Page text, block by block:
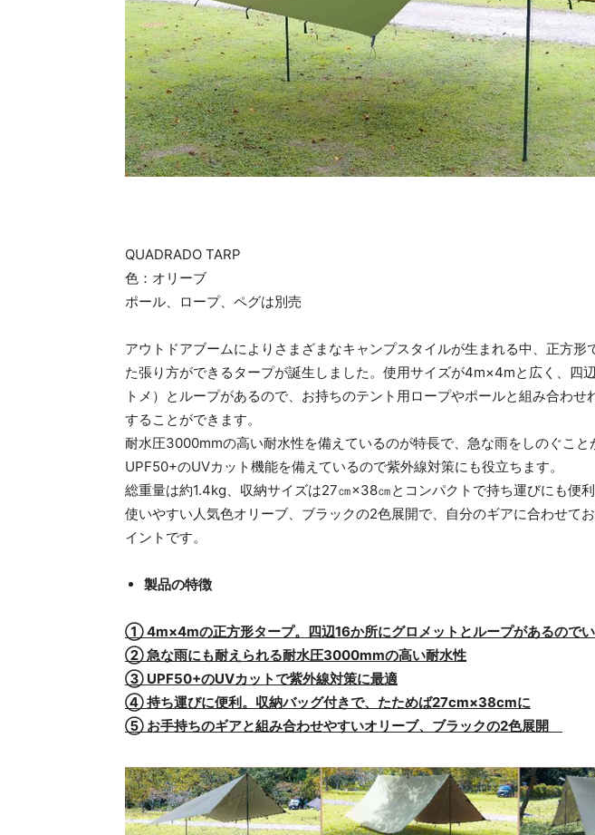
QUADRADO TARP
色：オリーブ
ポール、ロープ、ペグは別売
アウトドアブームによりさまざまなキャンプスタイルが生まれる中、正方形
た張り方ができるタープが誕生しました。使用サイズが4m×4mと広く、四
トメ）とループがあるので、お持ちのテント用ロープやポールと組み合わせ
することができます。
耐水圧3000mmの高い耐水性を備えているのが特長で、急な雨をしのぐこと
UPF50+のUVカット機能を備えているので紫外線対策にも役立ちます。
総重量は約1.4kg、収納サイズは27㎝×38㎝とコンパクトで持ち運びにも便利
使いやすい人気色オリーブ、ブラックの2色展開で、自分のギアに合わせて
イントです。
製品の特徴
① 4m×4mの正方形タープ。四辺16か所にグロメットとループがあるので
② 急な雨にも耐えられる耐水圧3000mmの高い耐水性
③ UPF50+のUVカットで紫外線対策に最適
④ 持ち運びに便利。収納バッグ付きで、たためば27cm×38cmに
⑤ お手持ちのギアと組み合わせやすいオリーブ、ブラックの2色展開